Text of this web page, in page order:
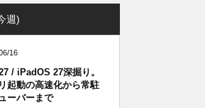
週)
16
/ iPadOS 27深掘り。
起動の高速化から常駐
ーバーまで